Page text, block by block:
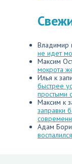
Владимир
не идет
Максим
мокрота
Илья к
быстрее
простыми
Максим к
заправки
Адам